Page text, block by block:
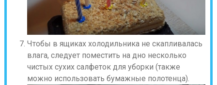
Чтобы в ящиках холодильника не скапливалась
влага, следует поместить на дно несколько
чистых сухих салфеток для уборки (также
можно использовать бумажные полотенца).